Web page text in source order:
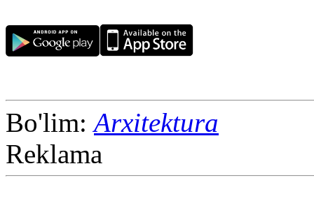
Bo'lim:Arxitektura
Reklama